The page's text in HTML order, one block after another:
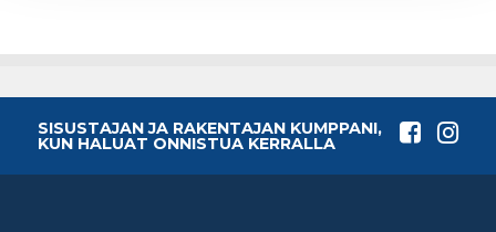
SISUSTAJAN JA RAKENTAJAN KUMPPANI,
KUN HALUAT ONNISTUA KERRALLA